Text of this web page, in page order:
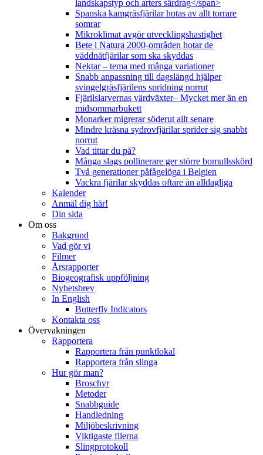
landskapstyp och arters särdrag</span>
Spanska kamgräsfjärilar hotas av allt torrare
somrar
Mikroklimat avgör utvecklingshastighet
Bete i Natura 2000-områden hotar de
väddnätfjärilar som ska skyddas
Nektar – tema med många variationer
Snabb anpassning till dagslängd hjälper
svingelgräsfjärilens spridning norrut
Fjärilslarvernas värdväxter– Mycket mer än en
midsommarbukett
Monarker migrerar söderut allt senare
Mindre kräsna sydrovfjärilar sprider sig snabbt
norrut
Vad tittar du på?
Många slags pollinerare ger större bomullsskörd
Två generationer påfågelöga i Belgien
Vackra fjärilar skyddas oftare än alldagliga
Kalender
Anmäl dig här!
Din sida
Om oss
Bakgrund
Vad gör vi
Filmer
Årsrapporter
Biogeografisk uppföljning
Nyhetsbrev
In English
Butterfly Indicators
Kontakta oss
Övervakningen
Rapportera
Rapportera från punktlokal
Rapportera från slinga
Hur gör man?
Broschyr
Metoder
Snabbguide
Handledning
Miljöbeskrivning
Viktigaste filerna
Slingprotokoll